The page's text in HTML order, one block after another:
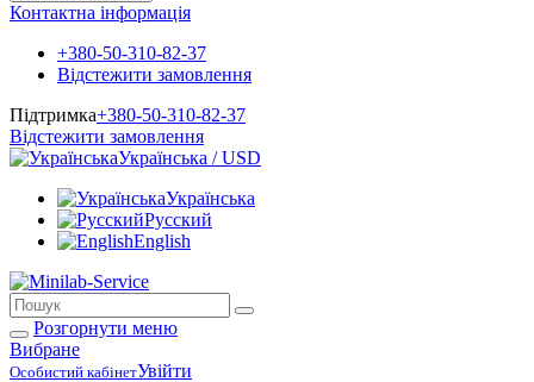
Контактна інформація
+380-50-310-82-37
Відстежити замовлення
Підтримка+380-50-310-82-37
Відстежити замовлення
Українська / USD
Українська
Русский
English
Розгорнути меню
Вибране
Особистий кабінетУвійти